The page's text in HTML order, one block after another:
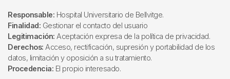
Responsable: Hospital Universitario de Bellvitge.
Finalidad: Gestionar el contacto del usuario
Legitimación: Aceptación expresa de la política de privacidad.
Derechos: Acceso, rectificación, supresión y portabilidad de los
datos, limitación y oposición a su tratamiento.
Procedencia: El propio interesado.